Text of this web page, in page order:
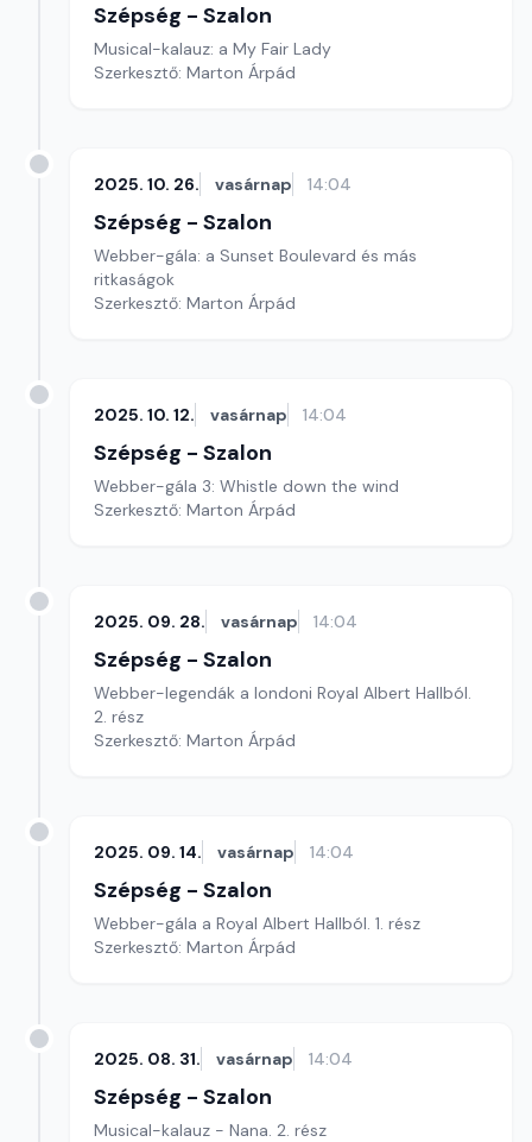
Szépség - Szalon
Musical-kalauz: a My Fair Lady
Szerkesztő: Marton Árpád
2025. 10. 26. vasárnap 14:04
Szépség - Szalon
Webber-gála: a Sunset Boulevard és más
ritkaságok
Szerkesztő: Marton Árpád
2025. 10. 12. vasárnap 14:04
Szépség - Szalon
Webber-gála 3: Whistle down the wind
Szerkesztő: Marton Árpád
2025. 09. 28. vasárnap 14:04
Szépség - Szalon
Webber-legendák a londoni Royal Albert Hallból.
2. rész
Szerkesztő: Marton Árpád
2025. 09. 14. vasárnap 14:04
Szépség - Szalon
Webber-gála a Royal Albert Hallból. 1. rész
Szerkesztő: Marton Árpád
2025. 08. 31. vasárnap 14:04
Szépség - Szalon
Musical-kalauz - Nana. 2. rész